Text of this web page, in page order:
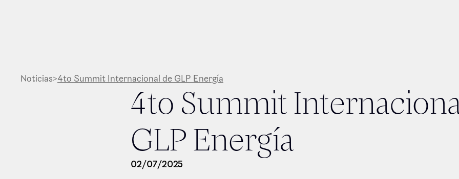
Noticias>4to Summit Internacional de GLP Energía
4to Summit
GLP Energía
02/07/2025